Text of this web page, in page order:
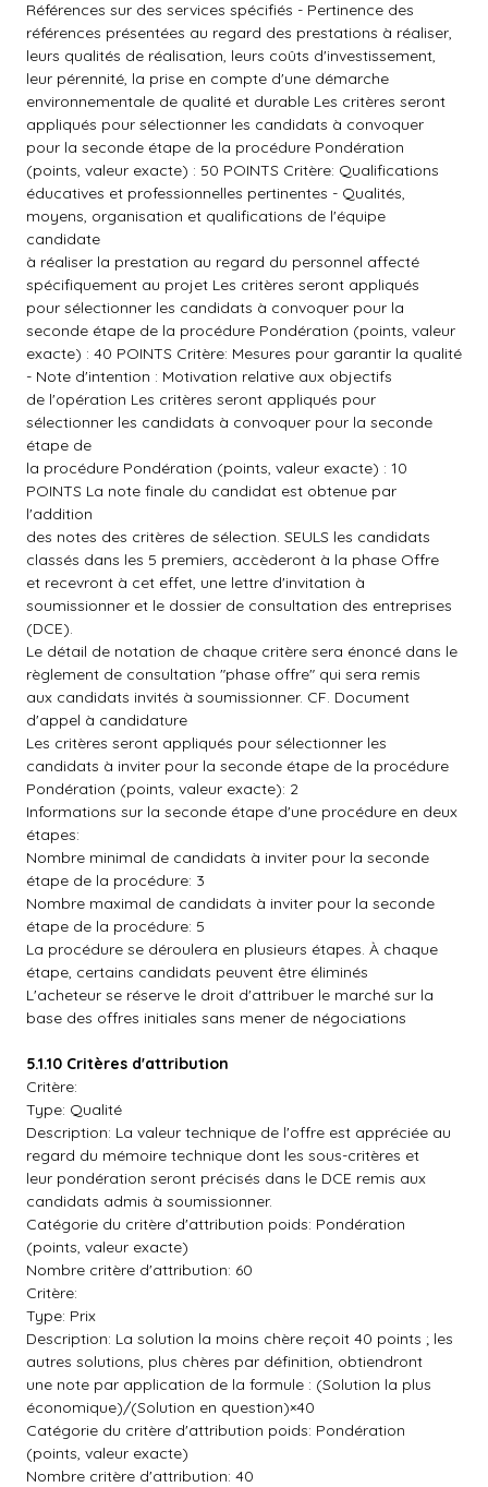
Références sur des services spécifiés - Pertinence des
références présentées au regard des prestations à réaliser,
leurs qualités de réalisation, leurs coûts d'investissement,
leur pérennité, la prise en compte d'une démarche
environnementale de qualité et durable Les critères seront
appliqués pour sélectionner les candidats à convoquer
pour la seconde étape de la procédure Pondération
(points, valeur exacte) : 50 POINTS Critère: Qualifications
éducatives et professionnelles pertinentes - Qualités,
moyens, organisation et qualifications de l'équipe
candidate
à réaliser la prestation au regard du personnel affecté
spécifiquement au projet Les critères seront appliqués
pour sélectionner les candidats à convoquer pour la
seconde étape de la procédure Pondération (points, valeur
exacte) : 40 POINTS Critère: Mesures pour garantir la qualité
- Note d'intention : Motivation relative aux objectifs
de l'opération Les critères seront appliqués pour
sélectionner les candidats à convoquer pour la seconde
étape de
la procédure Pondération (points, valeur exacte) : 10
POINTS La note finale du candidat est obtenue par
l'addition
des notes des critères de sélection. SEULS les candidats
classés dans les 5 premiers, accèderont à la phase Offre
et recevront à cet effet, une lettre d'invitation à
soumissionner et le dossier de consultation des entreprises
(DCE).
Le détail de notation de chaque critère sera énoncé dans le
règlement de consultation "phase offre" qui sera remis
aux candidats invités à soumissionner. CF. Document
d'appel à candidature
Les critères seront appliqués pour sélectionner les
candidats à inviter pour la seconde étape de la procédure
Pondération (points, valeur exacte): 2
Informations sur la seconde étape d'une procédure en deux
étapes:
Nombre minimal de candidats à inviter pour la seconde
étape de la procédure: 3
Nombre maximal de candidats à inviter pour la seconde
étape de la procédure: 5
La procédure se déroulera en plusieurs étapes. À chaque
étape, certains candidats peuvent être éliminés
L'acheteur se réserve le droit d'attribuer le marché sur la
base des offres initiales sans mener de négociations
5.1.10 Critères d'attribution
Critère:
Type: Qualité
Description: La valeur technique de l'offre est appréciée au
regard du mémoire technique dont les sous-critères et
leur pondération seront précisés dans le DCE remis aux
candidats admis à soumissionner.
Catégorie du critère d'attribution poids: Pondération
(points, valeur exacte)
Nombre critère d'attribution: 60
Critère:
Type: Prix
Description: La solution la moins chère reçoit 40 points ; les
autres solutions, plus chères par définition, obtiendront
une note par application de la formule : (Solution la plus
économique)/(Solution en question)×40
Catégorie du critère d'attribution poids: Pondération
(points, valeur exacte)
Nombre critère d'attribution: 40